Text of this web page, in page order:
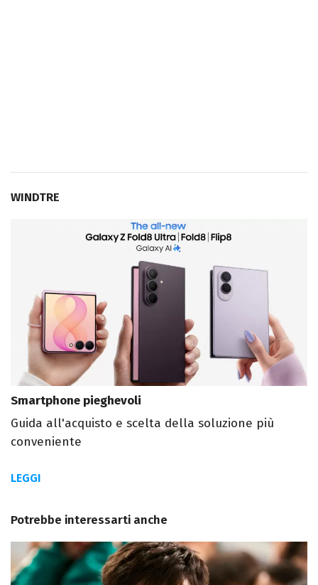
WINDTRE
Smartphone pieghevoli
Guida all'acquisto e scelta della soluzione più
conveniente
LEGGI
Potrebbe interessarti anche